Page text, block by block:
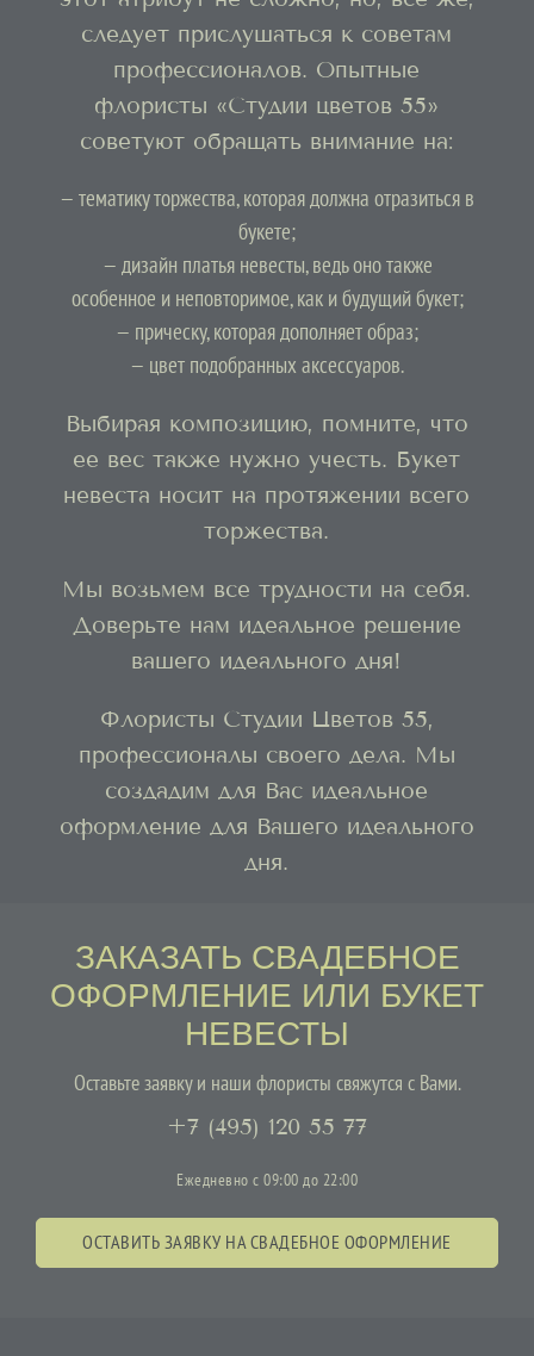
следует прислушаться к советам
профессионалов. Опытные
флористы «Студии цветов 55»
советуют обращать внимание на:
— тематику торжества, которая должна отразиться в
букете;
— дизайн платья невесты, ведь оно также
особенное и неповторимое, как и будущий букет;
— прическу, которая дополняет образ;
— цвет подобранных аксессуаров.
Выбирая композицию, помните, что
ее вес также нужно учесть. Букет
невеста носит на протяжении всего
торжества.
Мы возьмем все трудности на себя.
Доверьте нам идеальное решение
вашего идеального дня!
Флористы Студии Цветов 55,
профессионалы своего дела. Мы
создадим для Вас идеальное
оформление для Вашего идеального
дня.
ЗАКАЗАТЬ СВАДЕБНОЕ
ОФОРМЛЕНИЕ ИЛИ БУКЕТ
НЕВЕСТЫ
Оставьте заявку и наши флористы свяжутся с Вами.
+7 (495) 120 55 77
Ежедневно с 09:00 до 22:00
ОСТАВИТЬ ЗАЯВКУ НА СВАДЕБНОЕ ОФОРМЛЕНИЕ